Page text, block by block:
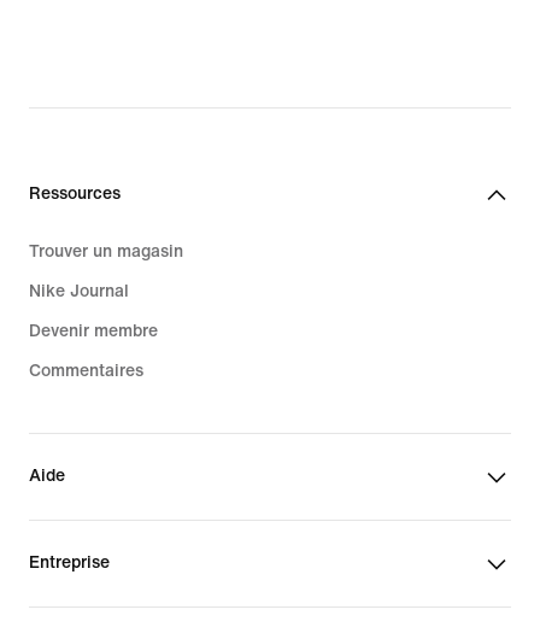
Ressources
Trouver un magasin
Nike Journal
Devenir membre
Commentaires
Aide
Entreprise